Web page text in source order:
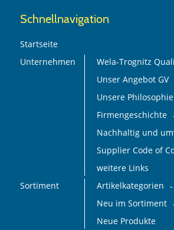
Schnellnavigation
Startseite
Unternehmen
Wela-Trognitz
Unser Angebot GV
Unsere Philosophie
Firmengeschichte
Nachhaltig und
Supplier Code of
weitere Links
Sortiment
Artikelkategorien
Neu im Sortiment
Neue Produkte